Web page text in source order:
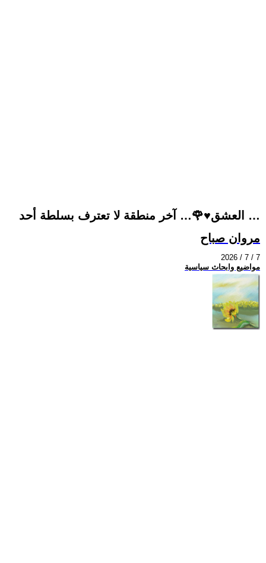
العشق♥🌹… آخر منطقة لا تعترف بسلطة أحد …
مروان صباح
2026 / 7 / 7
مواضيع وابحاث سياسية